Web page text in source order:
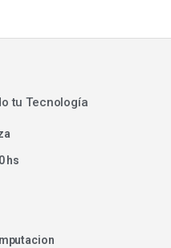
tu Tecnología
hs